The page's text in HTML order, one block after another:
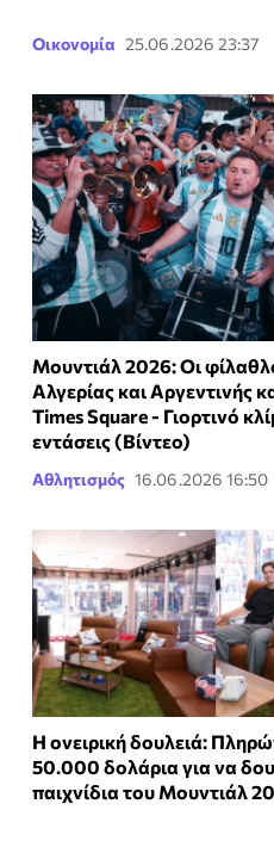
Οικονομία 25.06.2026 23:37
Μουντιάλ 2026: Οι
Αλγερίας και Αργεντινής
Times Square - Γιορτινό
εντάσεις (Βίντεο)
Αθλητισμός 16.06.2026 16:50
Η ονειρική δουλειά:
50.000 δολάρια για να
παιχνίδια του Μουντιάλ